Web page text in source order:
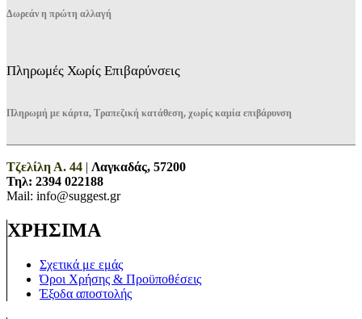
Δωρεάν η πρώτη αλλαγή
Πληρωμές Χωρίς Επιβαρύνσεις
Πληρωμή με κάρτα, Τραπεζική κατάθεση, χωρίς καμία επιβάρυνση
Τζελίλη Α. 44 | Λαγκαδάς, 57200
Τηλ: 2394 022188
Mail: info@suggest.gr
ΧΡΗΣΙΜΑ
Σχετικά με εμάς
Όροι Χρήσης & Προϋποθέσεις
Έξοδα αποστολής